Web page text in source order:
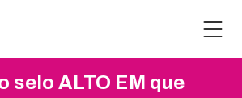
selo ALTO EM que
no seu e-mail.